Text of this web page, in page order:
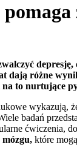
depresję,
dają różne
to nurtujące
wykazują,
badań
ćwiczenia,
które